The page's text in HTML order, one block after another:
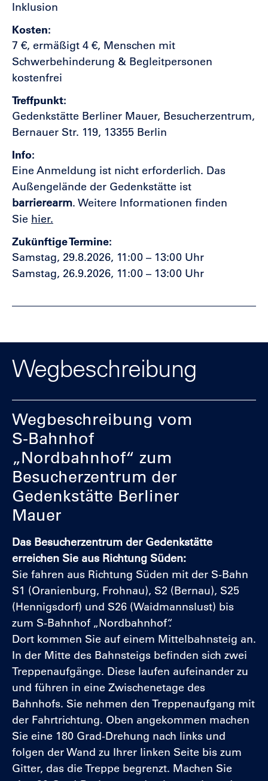
Inklusion
Kosten
7 €, ermäßigt 4 €, Menschen mit
Schwerbehinderung & Begleitpersonen
kostenfrei
Treffpunkt
Gedenkstätte Berliner Mauer, Besucherzentrum,
Bernauer Str. 119, 13355 Berlin
Info
Eine Anmeldung ist nicht erforderlich. Das
Außengelände der Gedenkstätte ist
barrierearm. Weitere Informationen finden
Sie hier.
Zukünftige Termine
Samstag, 29.8.2026, 11:00 – 13:00 Uhr
Samstag, 26.9.2026, 11:00 – 13:00 Uhr
Wegbeschreibung
Wegbeschreibung vom
S-Bahnhof
„Nordbahnhof“ zum
Besucherzentrum der
Gedenkstätte Berliner
Mauer
Langtext
Das Besucherzentrum der Gedenkstätte
erreichen Sie aus Richtung Süden:
Sie fahren aus Richtung Süden mit der S-Bahn
S1 (Oranienburg, Frohnau), S2 (Bernau), S25
(Hennigsdorf) und S26 (Waidmannslust) bis
zum S-Bahnhof „Nordbahnhof“.
Dort kommen Sie auf einem Mittelbahnsteig an.
In der Mitte des Bahnsteigs befinden sich zwei
Treppenaufgänge. Diese laufen aufeinander zu
und führen in eine Zwischenetage des
Bahnhofs. Sie nehmen den Treppenaufgang mit
der Fahrtrichtung. Oben angekommen machen
Sie eine 180 Grad-Drehung nach links und
folgen der Wand zu Ihrer linken Seite bis zum
Gitter, das die Treppe begrenzt. Machen Sie